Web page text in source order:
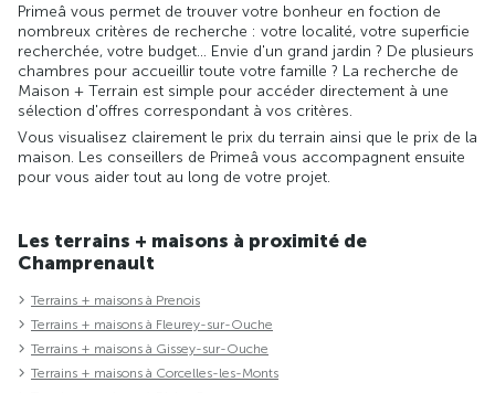
Primeâ vous permet de trouver votre bonheur en foction de
nombreux critères de recherche : votre localité, votre superficie
recherchée, votre budget... Envie d'un grand jardin ? De plusieurs
chambres pour accueillir toute votre famille ? La recherche de
Maison + Terrain est simple pour accéder directement à une
sélection d'offres correspondant à vos critères.
Vous visualisez clairement le prix du terrain ainsi que le prix de la
maison. Les conseillers de Primeâ vous accompagnent ensuite
pour vous aider tout au long de votre projet.
Les terrains + maisons à proximité de
Champrenault
Terrains + maisons à Prenois
Terrains + maisons à Fleurey-sur-Ouche
Terrains + maisons à Gissey-sur-Ouche
Terrains + maisons à Corcelles-les-Monts